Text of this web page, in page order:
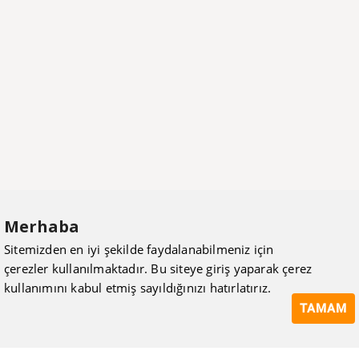
Merhaba
Sitemizden en iyi şekilde faydalanabilmeniz için
çerezler kullanılmaktadır. Bu siteye giriş yaparak çerez
kullanımını kabul etmiş sayıldığınızı hatırlatırız.
TAMAM